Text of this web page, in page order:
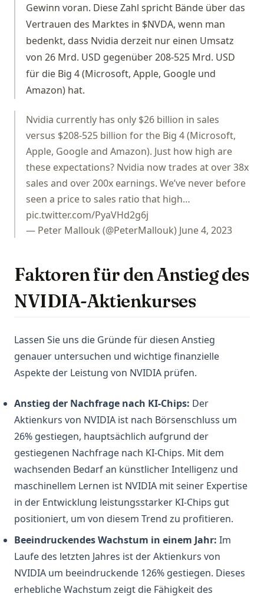
Gewinn voran. Diese Zahl spricht Bände über das
Vertrauen des Marktes in $NVDA, wenn man
bedenkt, dass Nvidia derzeit nur einen Umsatz
von 26 Mrd. USD gegenüber 208-525 Mrd. USD
für die Big 4 (Microsoft, Apple, Google und
Amazon) hat.
Nvidia currently has only $26 billion in sales
versus $208-525 billion for the Big 4 (Microsoft,
Apple, Google and Amazon). Just how high are
these expectations? Nvidia now trades at over 38x
sales and over 200x earnings. We’ve never before
seen a price to sales ratio that high…
pic.twitter.com/PyaVHd2g6j
— Peter Mallouk (@PeterMallouk) June 4, 2023
Faktoren für den Anstieg des
NVIDIA-Aktienkurses
Lassen Sie uns die Gründe für diesen Anstieg
genauer untersuchen und wichtige finanzielle
Aspekte der Leistung von NVIDIA prüfen.
Anstieg der Nachfrage nach KI-Chips: Der
Aktienkurs von NVIDIA ist nach Börsenschluss um
26% gestiegen, hauptsächlich aufgrund der
gestiegenen Nachfrage nach KI-Chips. Mit dem
wachsenden Bedarf an künstlicher Intelligenz und
maschinellem Lernen ist NVIDIA mit seiner Expertise
in der Entwicklung leistungsstarker KI-Chips gut
positioniert, um von diesem Trend zu profitieren.
Beeindruckendes Wachstum in einem Jahr: Im
Laufe des letzten Jahres ist der Aktienkurs von
NVIDIA um beeindruckende 126% gestiegen. Dieses
erhebliche Wachstum zeigt die Fähigkeit des